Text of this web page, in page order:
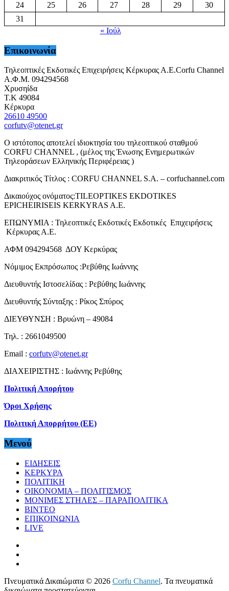
24
25 26 27 28 29
30
31
« Ιούλ
Επικοινωνία
Τηλεοπτικές Εκδοτικές Επιχειρήσεις Κέρκυρας Α.Ε.Corfu Channel
Α.Φ.Μ. 094294568
Χρυσηίδα
Τ.Κ 49084
Κέρκυρα
26610 49500
corfutv@otenet.gr
Ο ιστότοπος αποτελεί ιδιοκτησία του τηλεοπτικού σταθμού
CORFU CHANNEL , (μέλος της Ένωσης Ενημερωτικών
Τηλεοράσεων Ελληνικής Περιφέρειας )
Διακριτικός Τίτλος : CORFU CHANNEL S.A. – corfuchannel.com
Δικαιούχος ονόματος:TILEOPTIKES EKDOTIKES
EPICHEIRISEIS KERKYRAS A.E.
ΕΠΩΝΥΜΙΑ : Τηλεοπτικές Εκδοτικές Εκδοτικές Επιχειρήσεις
Κέρκυρας Α.Ε.
ΑΦΜ 094294568 ΔΟΥ Κερκύρας
Νόμιμος Εκπρόσωπος :Ρεβύθης Ιωάννης
Διευθυντής Ιστοσελίδας : Ρεβύθης Ιωάννης
Διευθυντής Σύνταξης : Ρίκος Σπύρος
ΔΙΕΥΘΥΝΣΗ : Βρυώνη – 49084
Τηλ. : 2661049500
Email : corfutv@otenet.gr
ΔΙΑΧΕΙΡΙΣΤΗΣ : Ιωάννης Ρεβύθης
Πολιτική Απορήτου
Όροι Χρήσης
Πολιτική Απορρήτου (ΕΕ)
Μενού
ΕΙΔΗΣΕΙΣ
ΚΕΡΚΥΡΑ
ΠΟΛΙΤΙΚΗ
ΟΙΚΟΝΟΜΙΑ – ΠΟΛΙΤΙΣΜΟΣ
ΜΟΝΙΜΕΣ ΣΤΗΛΕΣ – ΠΑΡΑΠΟΛΙΤΙΚΑ
ΒΙΝΤΕΟ
ΕΠΙΚΟΙΝΩΝΙΑ
LIVE
Πνευματικά Δικαιώματα © 2026 Corfu Channel. Τα πνευματικά